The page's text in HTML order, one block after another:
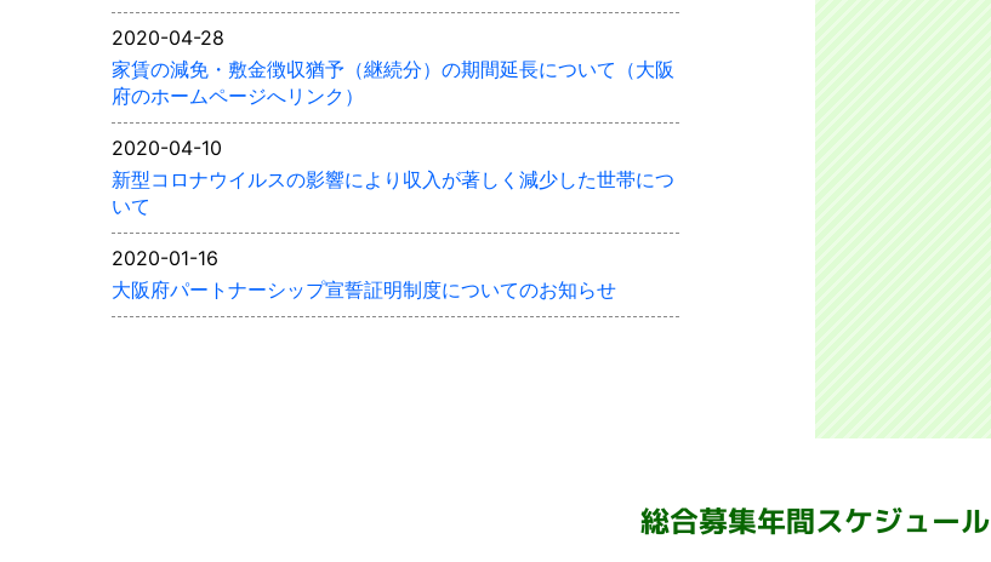
2020-04-28
家賃の減免・敷金徴収猶予（継続分）の期間延長について（大阪
府のホームページへリンク）
2020-04-10
新型コロナウイルスの影響により収入が著しく減少した世帯につ
いて
2020-01-16
大阪府パートナーシップ宣誓証明制度についてのお知らせ
総合募集年間スケジュール